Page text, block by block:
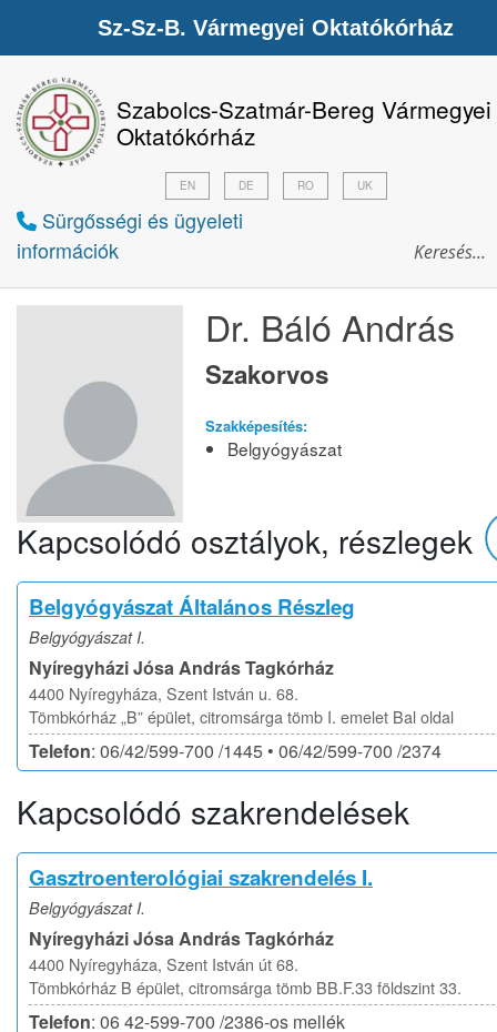
Szabolcs-Szatmár-Bereg Vármegyei
Oktatókórház
Sürgősségi és ügyeleti
információk
EN DE RO UK
Dr. Báló András
Szakorvos
Szakképesítés:
Belgyógyászat
Kapcsolódó osztályok, részlegek
Belgyógyászat Általános Részleg
Belgyógyászat I.
Nyíregyházi Jósa András Tagkórház
4400 Nyíregyháza, Szent István u. 68.
Tömbkórház „B” épület, citromsárga tömb I. emelet Bal oldal
Telefon: 06/42/599-700 /1445 • 06/42/599-700 /2374
Kapcsolódó szakrendelések
Gasztroenterológiai szakrendelés I.
Belgyógyászat I.
Nyíregyházi Jósa András Tagkórház
4400 Nyíregyháza, Szent István út 68.
Tömbkórház B épület, citromsárga tömb BB.F.33 földszint 33.
Telefon: 06 42-599-700 /2386-os mellék
Sz-Sz-B. Vármegyei Oktatókórház